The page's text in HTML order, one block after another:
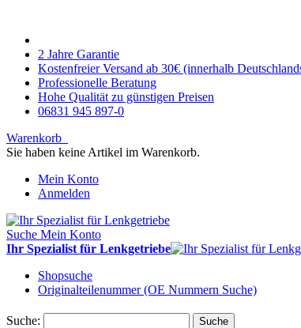
2 Jahre Garantie
Kostenfreier Versand ab 30€ (innerhalb
Professionelle Beratung
Hohe Qualität zu günstigen Preisen
06831 945 897-0
Warenkorb
Sie haben keine Artikel im Warenkorb.
Mein Konto
Anmelden
Suche Mein Konto
Ihr Spezialist für Lenkgetriebe
Shopsuche
Originalteilenummer (OE Nummern Suche)
Suche: Suche